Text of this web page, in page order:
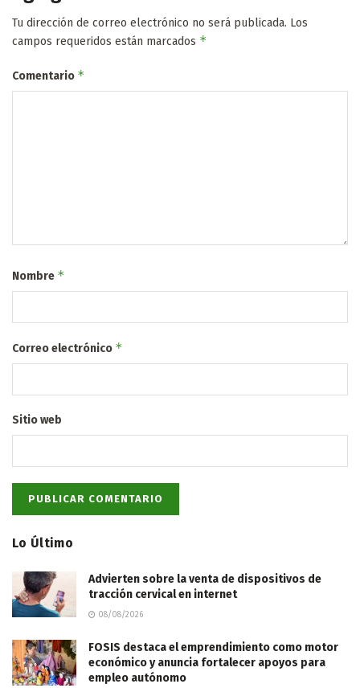
Tu dirección de correo electrónico no será publicada. Los
campos requeridos están marcados *
Comentario *
Nombre *
Correo electrónico *
Sitio web
Lo Último
Advierten sobre la venta de dispositivos de
tracción cervical en internet
08/08/2026
FOSIS destaca el emprendimiento como motor
económico y anuncia fortalecer apoyos para
empleo autónomo